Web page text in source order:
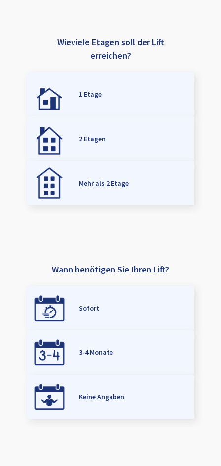
Wieviele Etagen soll der Lift
erreichen?
1 Etage
2 Etagen
Mehr als 2 Etage
Wann benötigen Sie Ihren Lift?
Sofort
3-4 Monate
Keine Angaben